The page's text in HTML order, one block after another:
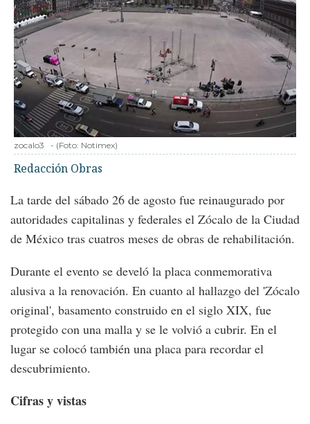
zocalo3 - (Foto: Notimex)
Redacción Obras
La tarde del sábado 26 de agosto fue reinaugurado por
autoridades capitalinas y federales el Zócalo de la Ciudad
de México tras cuatros meses de obras de rehabilitación.
Durante el evento se develó la placa conmemorativa
alusiva a la renovación. En cuanto al hallazgo del 'Zócalo
original', basamento construido en el siglo XIX, fue
protegido con una malla y se le volvió a cubrir. En el
lugar se colocó también una placa para recordar el
descubrimiento.
Cifras y vistas